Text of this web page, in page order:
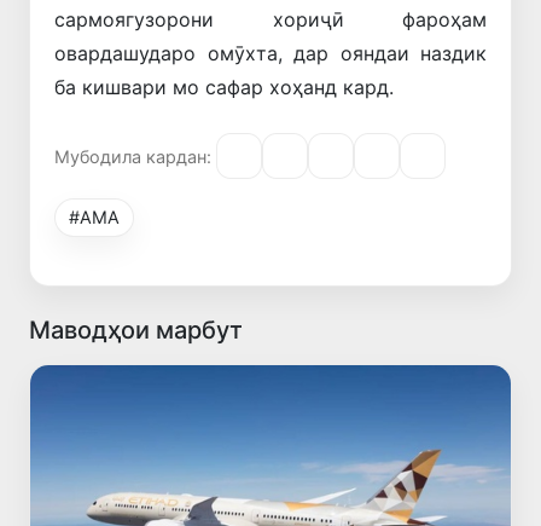
сармоягузорони хориҷӣ фароҳам
овардашударо омӯхта, дар ояндаи наздик
ба кишвари мо сафар хоҳанд кард.
Мубодила кардан:
#АМА
Маводҳои марбут